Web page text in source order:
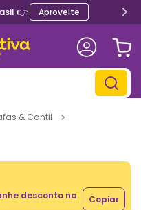
👉 Aproveite
& Cantil
desconto na
Copiar